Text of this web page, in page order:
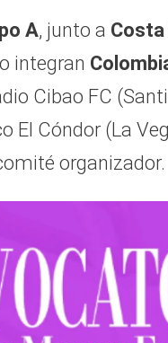
A, junto a Costa
integran
Cibao FC
El Cóndor (La
organizador.